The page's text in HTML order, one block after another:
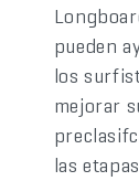
pueden
los
mejorar
las